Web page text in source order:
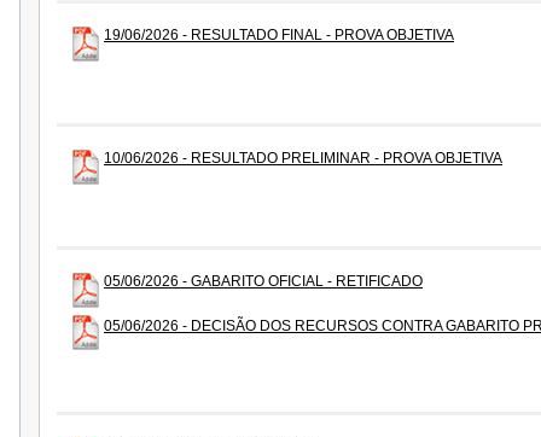
19/06/2026 - RESULTADO FINAL - PROVA OBJETIVA
10/06/2026 - RESULTADO PRELIMINAR - PROVA OBJETIVA
05/06/2026 - GABARITO OFICIAL - RETIFICADO
05/06/2026 - DECISÃO DOS RECURSOS CONTRA GABARITO